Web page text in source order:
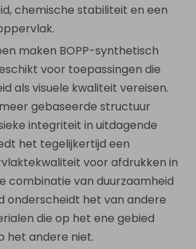
chemische stabiliteit en een
maken BOPP-synthetisch
voor toepassingen die
als visuele kwaliteit vereisen.
gebaseerde structuur
integriteit in uitdagende
het tegelijkertijd een
voor afdrukken in
combinatie van duurzaamheid
onderscheidt het van andere
die op het ene gebied
het andere niet.